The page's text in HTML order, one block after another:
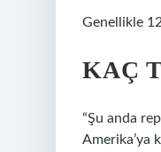
Genellikle
KAÇ
“Şu anda
Amerika’ya